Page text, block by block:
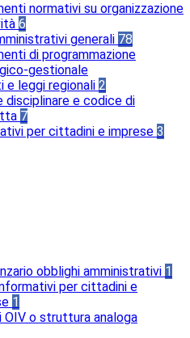
normativi su organizzazione
6
generali 78
di programmazione
gestionale
e leggi regionali 2
disciplinare e codice di
7
per cittadini e imprese 3
obblighi amministrativi 1
per cittadini e
1
o struttura analoga